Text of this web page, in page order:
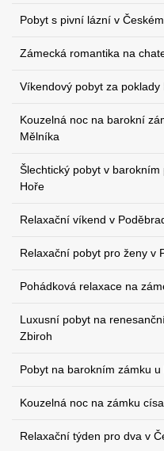
Pobyt s pivní lázní v
Zámecká romantika na
Víkendový pobyt za poklady
Kouzelná noc na barokní
Mělníka
Šlechtický pobyt v barokním
Hoře
Relaxační víkend v
Relaxační pobyt pro ženy v
Pohádková relaxace na
Luxusní pobyt na
Zbiroh
Pobyt na barokním zámku u
Kouzelná noc na zámku
Relaxační týden pro dva v